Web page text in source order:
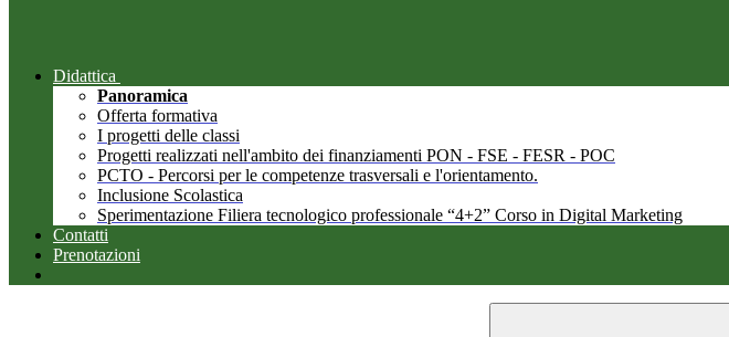
Didattica
Panoramica
Offerta formativa
I progetti delle classi
Progetti realizzati nell'ambito dei finanziamenti PON - FSE - FESR - POC
PCTO - Percorsi per le competenze trasversali e l'orientamento.
Inclusione Scolastica
Sperimentazione Filiera tecnologico professionale “4+2” Corso in Digital Marketing
Contatti
Prenotazioni